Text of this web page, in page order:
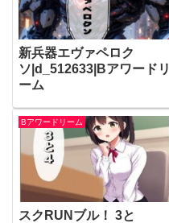
新兵器エヴァペロク
ソ|d_512633|Bアワードリ
ーム
Bアワードリーム
スクRUNブル！ 3と